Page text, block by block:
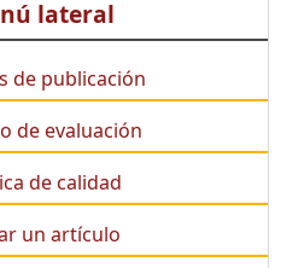
lateral
de publicación
de evaluación
de calidad
un artículo